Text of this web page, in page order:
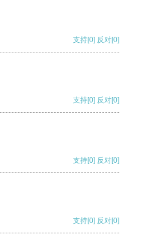
支持[0] 反对[0]
支持[0] 反对[0]
支持[0] 反对[0]
支持[0] 反对[0]